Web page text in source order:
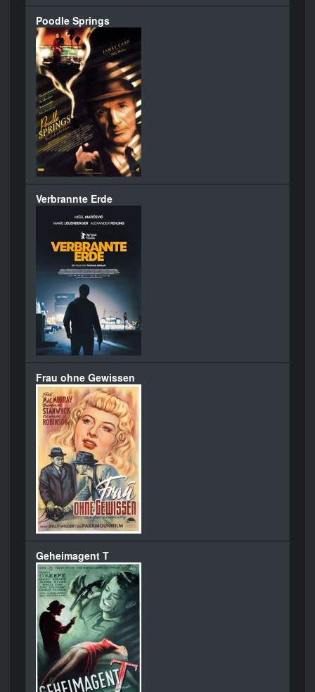
Poodle Springs
Verbrannte Erde
Frau ohne Gewissen
Geheimagent T